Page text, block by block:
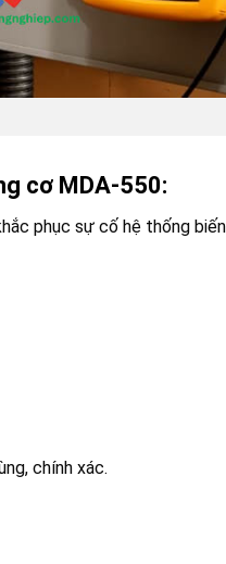
cơ MDA-550:
phục sự cố hệ thống
chính xác.